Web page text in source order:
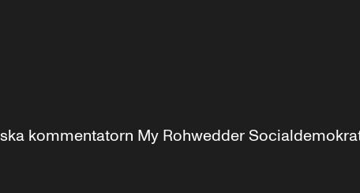
kommentatorn My Rohwedder